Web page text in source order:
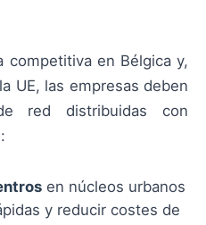
competitiva en Bélgica y,
UE, las empresas deben
red distribuidas con
en núcleos urbanos
y reducir costes de